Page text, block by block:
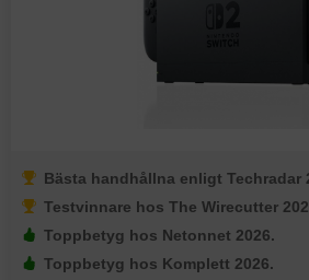
Bästa handhållna enligt Techradar
Testvinnare hos The Wirecutter
Toppbetyg hos Netonnet 2026.
Toppbetyg hos Komplett 2026.